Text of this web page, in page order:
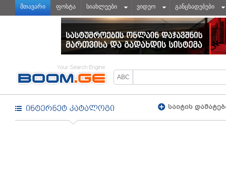
მთავარი ფოსტა სიახლეები ვიდეო განცხადებები
საიტის